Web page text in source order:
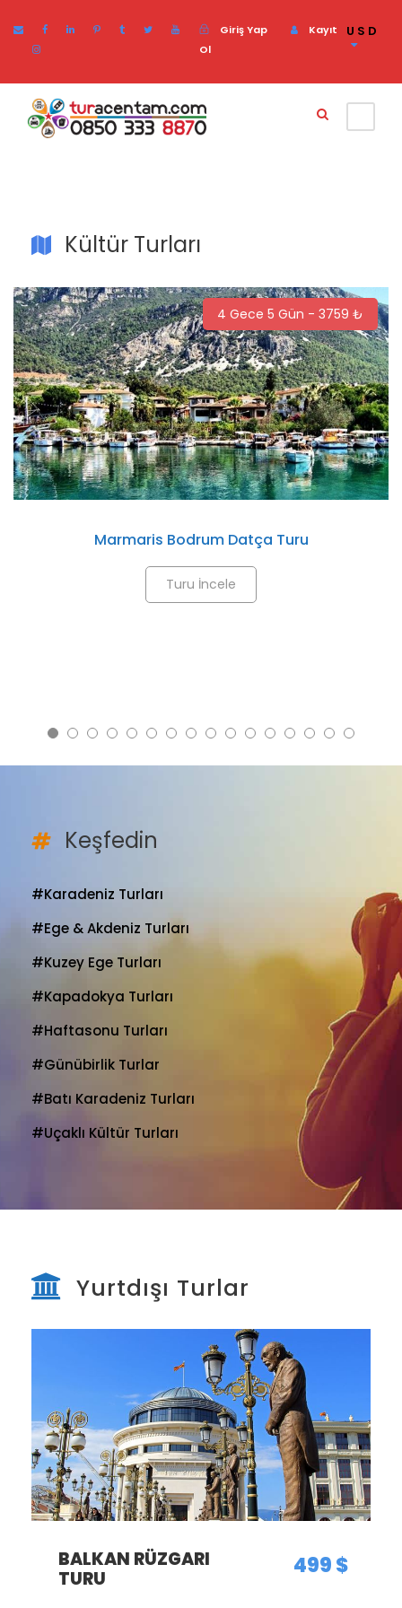
Giriş Yap
Kayıt
Ol
USD
Kültür Turları
4 Gece 5 Gün - 3759 ₺
Marmaris Bodrum Datça Turu
Turu İncele
Keşfedin
#Karadeniz Turları
#Ege & Akdeniz Turları
#Kuzey Ege Turları
#Kapadokya Turları
#Haftasonu Turları
#Günübirlik Turlar
#Batı Karadeniz Turları
#Uçaklı Kültür Turları
Yurtdışı Turlar
BALKAN RÜZGARI
TURU
499 $